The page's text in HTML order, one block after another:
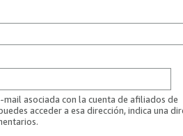
asociada con la cuenta de afiliados de
acceder a esa dirección, indica una